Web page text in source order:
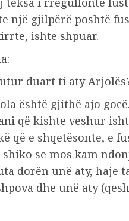
një gjilpërë poshtë
ishte shpuar.
duart ti aty
është gjithë ajo
që kishte veshur
që e shqetësonte, e
shiko se mos kam
dorën unë aty, haje
dhe unë aty